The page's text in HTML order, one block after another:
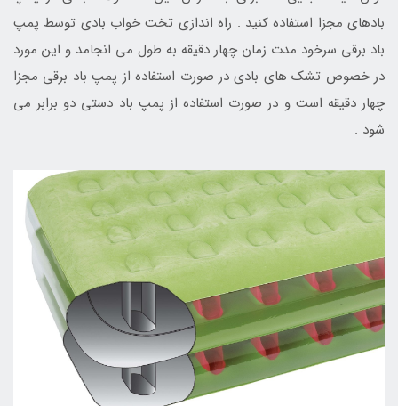
بادهای مجزا استفاده کنید . راه اندازی تخت خواب بادی توسط پمپ
باد برقی سرخود مدت زمان چهار دقیقه به طول می انجامد و این مورد
در خصوص تشک های بادی در صورت استفاده از پمپ باد برقی مجزا
چهار دقیقه است و در صورت استفاده از پمپ باد دستی دو برابر می
شود .